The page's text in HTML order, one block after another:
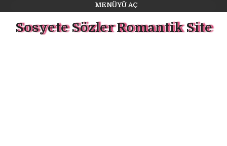
MENÜYÜ AÇ
Sosyete Sözler Romantik Site